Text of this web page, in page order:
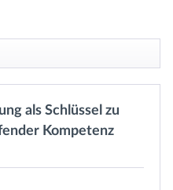
als Schlüssel zu
Kompetenz